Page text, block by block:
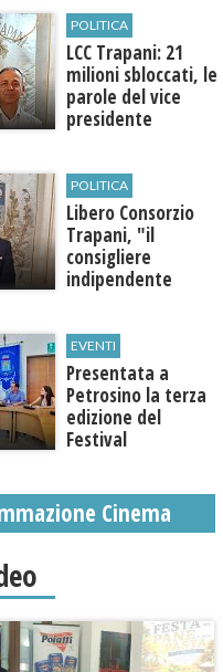
POLITICA
LCC Trapani: 21
milioni sbloccati, le
parole del vice
presidente
POLITICA
Libero Consorzio
Trapani, "il
consigliere
indipendente
governo"
EVENTI
Presentata a
Petrosino la terza
edizione del
Festival
"Voci dal
Mediterraneo"
Cinema